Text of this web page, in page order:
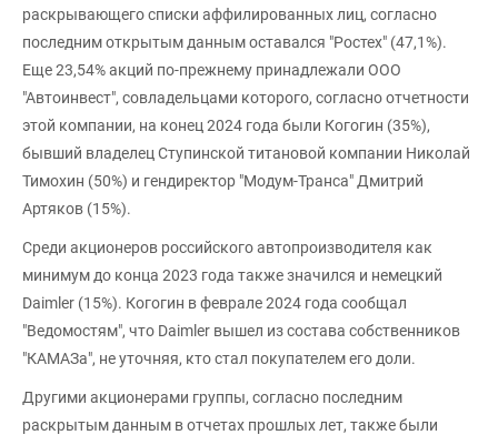
раскрывающего списки аффилированных лиц, согласно
последним открытым данным оставался "Ростех" (47,1%).
Еще 23,54% акций по-прежнему принадлежали ООО
"Автоинвест", совладельцами которого, согласно отчетности
этой компании, на конец 2024 года были Когогин (35%),
бывший владелец Ступинской титановой компании Николай
Тимохин (50%) и гендиректор "Модум-Транса" Дмитрий
Артяков (15%).
Среди акционеров российского автопроизводителя как
минимум до конца 2023 года также значился и немецкий
Daimler (15%). Когогин в феврале 2024 года сообщал
"Ведомостям", что Daimler вышел из состава собственников
"КАМАЗа", не уточняя, кто стал покупателем его доли.
Другими акционерами группы, согласно последним
раскрытым данным в отчетах прошлых лет, также были